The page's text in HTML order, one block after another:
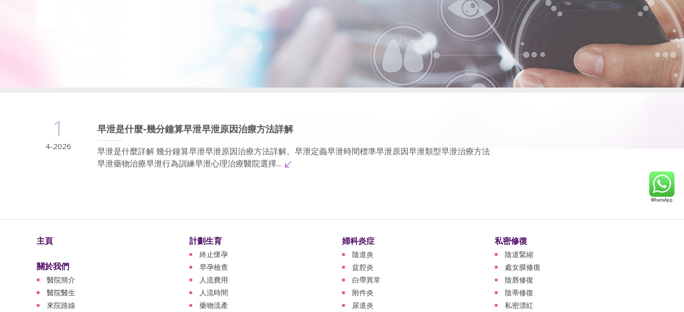
1
4-2026
早泄是什麼-幾分鐘算早泄早泄原因治療方法詳解
早泄是什麼詳解 幾分鐘算早泄早泄原因治療方法詳解。早泄定義早泄時間標準早泄原因早泄類型早泄治療方法
早泄藥物治療早泄行為訓練早泄心理治療醫院選擇...
主頁
關於我們
醫院簡介
醫院醫生
來院路線
計劃生育
終止懷孕
早孕檢查
人流費用
人流時間
藥物流產
婦科炎症
陰道炎
盆腔炎
白帶異常
附件炎
尿道炎
私密修復
陰道緊縮
處女膜修復
陰唇修復
陰蒂修復
私密漂紅